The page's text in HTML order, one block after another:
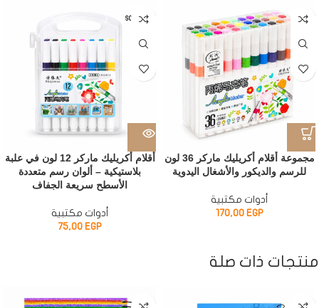
مجموعة أقلام أكريليك ماركر 36 لون
للرسم والديكور والأشغال اليدوية
أدوات مكتبية
170,00 EGP
SOLD OUT
أقلام أكريليك ماركر 12 لون في علبة
بلاستيكية – ألوان رسم متعددة
الأسطح سريعة الجفاف
أدوات مكتبية
75,00 EGP
منتجات ذات صلة